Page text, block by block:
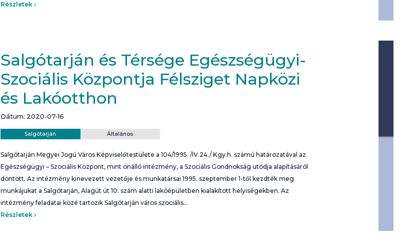
Részletek
Salgótarján és Térsége Egészségügyi-
Szociális Központja Félsziget Napközi
és Lakóotthon
Dátum: 2020-07-16
Salgótarján
Kategória: Általános
Salgótarján Megyei Jogú Város Képviselőtestülete a 104/1995. /IV.24./ Kgy.h. számú határozatával az
Egészségügyi – Szociális Központ, mint önálló intézmény, a Szociális Gondnokság utódja alapításáról
döntött. Az intézmény kinevezett vezetője és munkatársai 1995. szeptember 1-től kezdték meg
munkájukat a Salgótarján, Alagút út 10. szám alatti lakóépületben kialakított helyiségekben. Az
intézmény feladatai közé tartozik Salgótarján város szociális…
Részletek